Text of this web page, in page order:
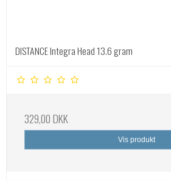
DISTANCE Integra Head 13.6 gram
329,00 DKK
Vis produkt